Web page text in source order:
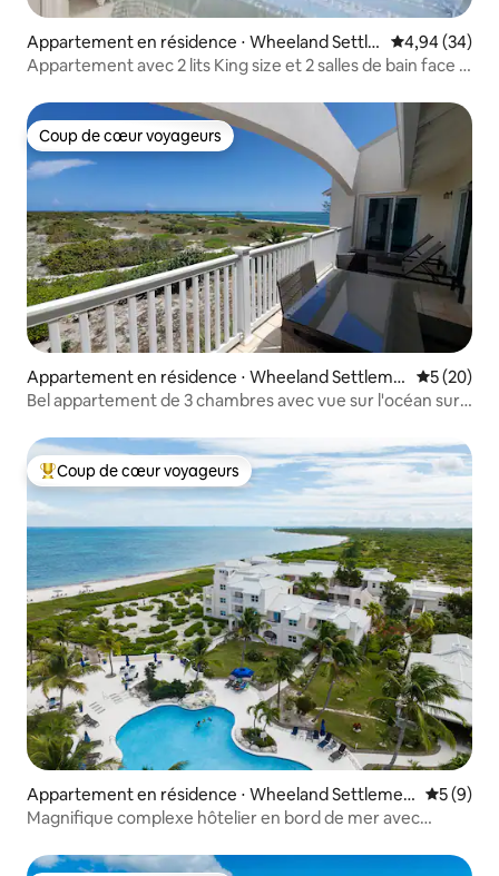
Appartement en résidence ⋅ Wheeland Settle
ment
Évaluation
4,94 (34)
Appartement avec 2 lits King size et 2 salles de bain face à
Coup de cœur voyageurs
Coup de cœur voyageurs
Appartement en résidence ⋅ Wheeland Settleme
nt
5 (20)
Bel appartement de 3 chambres avec vue sur l'océan sur
Coups de cœur voyageurs les plus appréciés
Coup de cœur voyageurs
Appartement en résidence ⋅ Wheeland Settlemen
t
5 (9)
Magnifique complexe hôtelier en bord de mer avec